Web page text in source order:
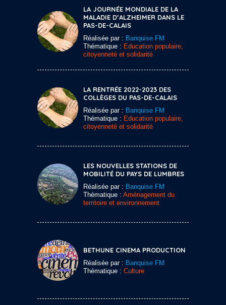
LA JOURNÉE MONDIALE DE LA
MALADIE D’ALZHEIMER DANS LE
PAS-DE-CALAIS
Réalisée par : Banquise FM
Thématique : Education populaire,
citoyenneté et solidarité
LA RENTRÉE 2022-2023 DES
COLLÈGES DU PAS-DE-CALAIS
Réalisée par : Banquise FM
Thématique : Education populaire,
citoyenneté et solidarité
LES NOUVELLES STATIONS DE
MOBILITÉ DU PAYS DE LUMBRES
Réalisée par : Banquise FM
Thématique : Aménagement du
territoire et environnement
BETHUNE CINEMA PRODUCTION
Réalisée par : Banquise FM
Thématique : Culture